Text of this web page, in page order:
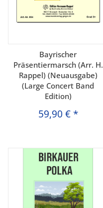
Bayrischer
Präsentiermarsch (Arr. H.
Rappel) (Neuausgabe)
(Large Concert Band
Edition)
59,90 € *